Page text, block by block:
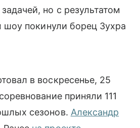
но с результатом
шоу покинули борец Зухра
в воскресенье, 25
приняли 111
сезонов. Александр